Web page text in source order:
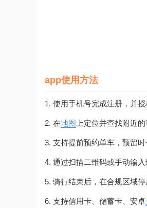
app使用方法
1. 使用手机号完成注册，并
2. 在地图 上定位并查找附近
3. 支持提前预约单车，预留时
4. 通过扫描二维码或手动输入
5. 骑行结束后，在合规区域
6. 支持信用卡、储蓄卡、安卓